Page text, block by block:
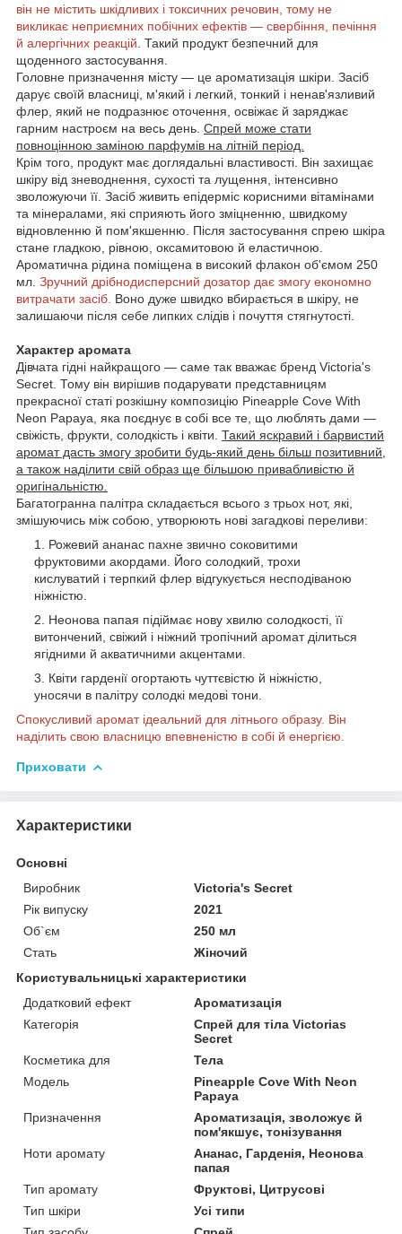
він не містить шкідливих і токсичних речовин, тому не
викликає неприємних побічних ефектів — свербіння, печіння
й алергічних реакцій . Такий продукт безпечний для
щоденного застосування.
Головне призначення місту — це ароматизація шкіри. Засіб
дарує своїй власниці, м'який і легкий, тонкий і ненав'язливий
флер, який не подразнює оточення, освіжає й заряджає
гарним настроєм на весь день. Спрей може стати
повноцінною заміною парфумів на літній період.
Крім того, продукт має доглядальні властивості. Він захищає
шкіру від зневоднення, сухості та лущення, інтенсивно
зволожуючи її. Засіб живить епідерміс корисними вітамінами
та мінералами, які сприяють його зміцненню, швидкому
відновленню й пом'якшенню. Після застосування спрею шкіра
стане гладкою, рівною, оксамитовою й еластичною.
Ароматична рідина поміщена в високий флакон об'ємом 250
мл. Зручний дрібнодисперсний дозатор дає змогу економно
витрачати засіб. Воно дуже швидко вбирається в шкіру, не
залишаючи після себе липких слідів і почуття стягнутості.
Характер аромата
Дівчата гідні найкращого — саме так вважає бренд Victoria's
Secret. Тому він вирішив подарувати представницям
прекрасної статі розкішну композицію Pineapple Cove With
Neon Papaya, яка поєднує в собі все те, що люблять дами —
свіжість, фрукти, солодкість і квіти. Такий яскравий і барвистий
аромат дасть змогу зробити будь-який день більш позитивний,
а також наділити свій образ ще більшою привабливістю й
оригінальністю.
Багатогранна палітра складається всього з трьох нот, які,
змішуючись між собою, утворюють нові загадкові переливи:
Рожевий ананас пахне звично соковитими
фруктовими акордами. Його солодкий, трохи
кислуватий і терпкий флер відгукується несподіваною
ніжністю.
Неонова папая підіймає нову хвилю солодкості, її
витончений, свіжий і ніжний тропічний аромат ділиться
ягідними й акватичними акцентами.
Квіти гарденії огортають чуттєвістю й ніжністю,
уносячи в палітру солодкі медові тони.
Спокусливий аромат ідеальний для літнього образу. Він
наділить свою власницю впевненістю в собі й енергією.
Приховати
Характеристики
Основні
Виробник
Victoria's Secret
Рік випуску
2021
Об`єм
250 мл
Стать
Жіночий
Користувальницькі характеристики
Додатковий ефект
Ароматизація
Категорія
Спрей для тіла Victorias
Secret
Косметика для
Тела
Мoдель
Pineapple Cove With Neon
Papaya
Призначення
Ароматизація, зволожує й
пом'якшує, тонізування
Ноти аромату
Ананас, Гарденія, Неонова
папая
Тип аромату
Фруктові, Цитрусові
Тип шкіри
Усі типи